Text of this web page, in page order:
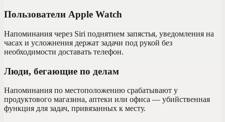
Пользователи Apple Watch
Напоминания через Siri поднятием запястья, уведомления на
часах и усложнения держат задачи под рукой без
необходимости доставать телефон.
Люди, бегающие по делам
Напоминания по местоположению срабатывают у
продуктового магазина, аптеки или офиса — убийственная
функция для задач, привязанных к месту.